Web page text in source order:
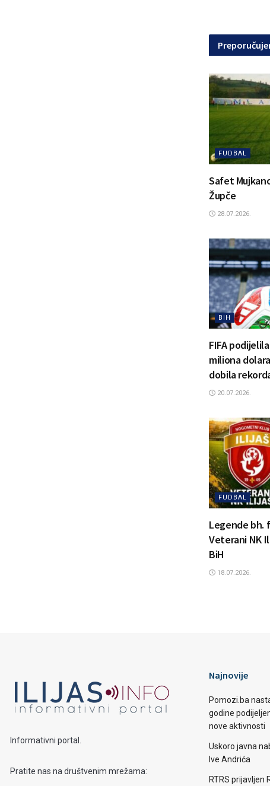
FUDBAL
Safet
Župče
28.07.2026.
BIH
FIFA
miliona
dobila
20.07.2026.
FUDBAL
Legende bh.
Veterani NK
BiH
18.07.2026.
Informativni portal.
Pratite nas na društvenim mrežama:
Najnovije
Pomozi.ba
godine
nove aktivnosti
Uskoro javna
Ive Andrića
RTRS prijavljen